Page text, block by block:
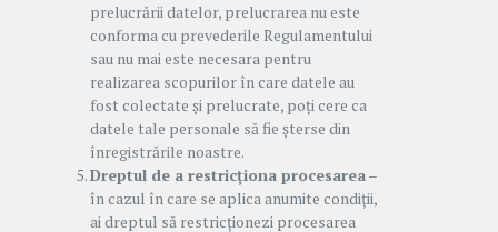
prelucrării datelor, prelucrarea nu este
conforma cu prevederile Regulamentului
sau nu mai este necesara pentru
realizarea scopurilor în care datele au
fost colectate și prelucrate, poți cere ca
datele tale personale să fie șterse din
înregistrările noastre.
Dreptul de a restricționa procesarea–
în cazul în care se aplica anumite condiții,
ai dreptul să restricționezi procesarea